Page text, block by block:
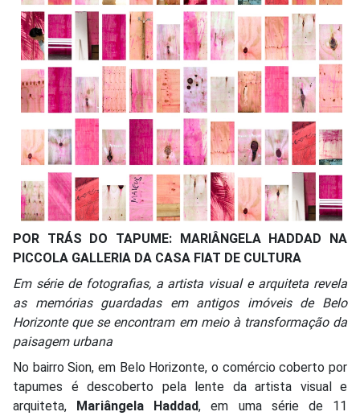
POR TRÁS DO TAPUME: MARIÂNGELA HADDAD NA
PICCOLA GALLERIA DA CASA FIAT DE CULTURA
Em série de fotografias, a artista visual e arquiteta revela
as memórias guardadas em antigos imóveis de Belo
Horizonte que se encontram em meio à transformação da
paisagem urbana
No bairro Sion, em Belo Horizonte, o comércio coberto por
tapumes é descoberto pela lente da artista visual e
arquiteta, Mariângela Haddad, em uma série de 11